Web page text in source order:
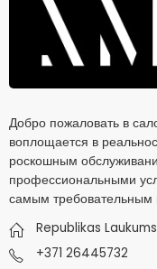
Добро пожаловать в
воплощается в
роскошным
профессиональными
самым требовательным
Republikas
+371 26445732